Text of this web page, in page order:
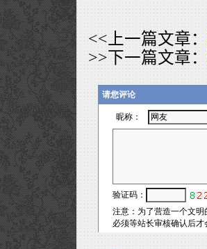
<<上一篇文章：
>>下一篇文章：